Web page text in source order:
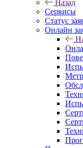
Назад
Сервисы
Статус
Онлайн